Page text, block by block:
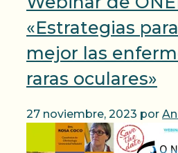
«Estrategias
mejor las
raras oculares»
27 noviembre, 2023 por